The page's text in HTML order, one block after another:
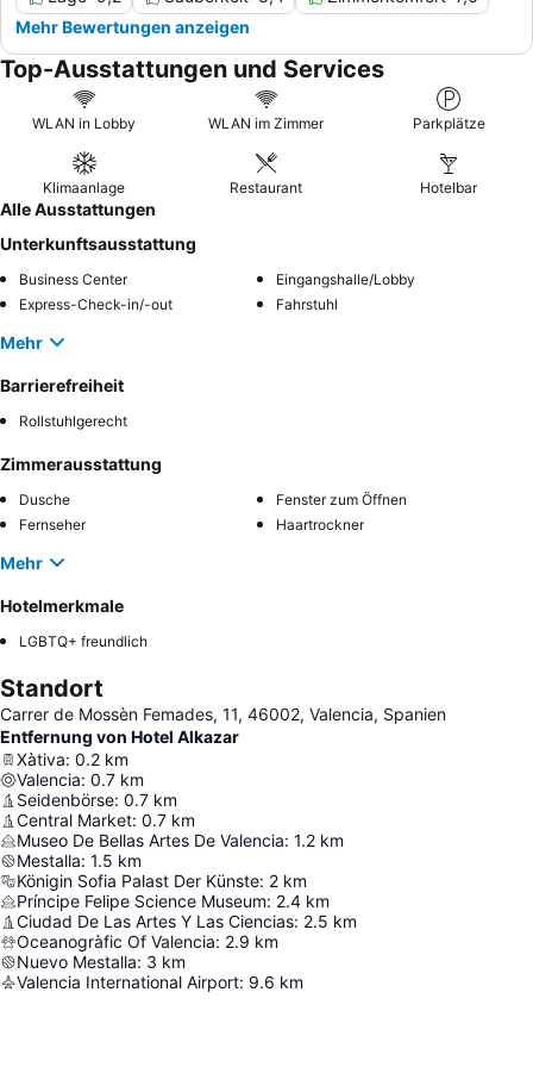
Mehr Bewertungen anzeigen
Top-Ausstattungen und Services
WLAN in Lobby WLAN im Zimmer Parkplätze
Klimaanlage Restaurant Hotelbar
Alle Ausstattungen
Unterkunftsausstattung
Business Center
Eingangshalle/Lobby
Express-Check-in/-out
Fahrstuhl
Mehr
Barrierefreiheit
Rollstuhlgerecht
Zimmerausstattung
Dusche
Fenster zum Öffnen
Fernseher
Haartrockner
Mehr
Hotelmerkmale
LGBTQ+ freundlich
Standort
Carrer de Mossèn Femades, 11, 46002, Valencia, Spanien
Entfernung von Hotel Alkazar
Xàtiva: 0.2 km
Valencia: 0.7 km
Seidenbörse: 0.7 km
Central Market: 0.7 km
Museo De Bellas Artes De Valencia: 1.2 km
Mestalla: 1.5 km
Königin Sofia Palast Der Künste: 2 km
Príncipe Felipe Science Museum: 2.4 km
Ciudad De Las Artes Y Las Ciencias: 2.5 km
Oceanogràfic Of Valencia: 2.9 km
Nuevo Mestalla: 3 km
Valencia International Airport: 9.6 km